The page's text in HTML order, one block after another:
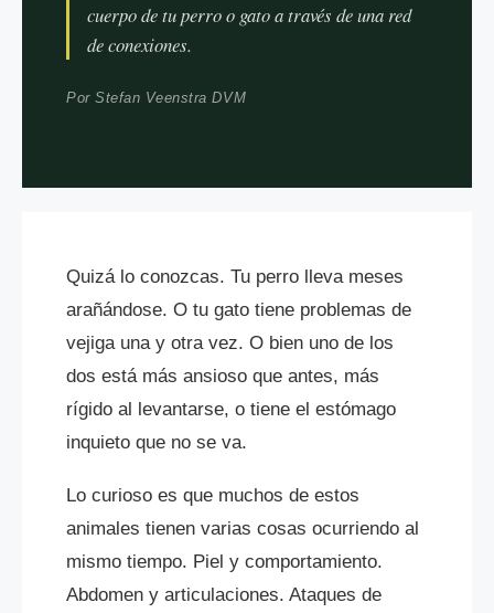
cuerpo de tu perro o gato a través de una red
de conexiones.
Por Stefan Veenstra DVM
Quizá lo conozcas. Tu perro lleva meses
arañándose. O tu gato tiene problemas de
vejiga una y otra vez. O bien uno de los
dos está más ansioso que antes, más
rígido al levantarse, o tiene el estómago
inquieto que no se va.
Lo curioso es que muchos de estos
animales tienen varias cosas ocurriendo al
mismo tiempo. Piel y comportamiento.
Abdomen y articulaciones. Ataques de